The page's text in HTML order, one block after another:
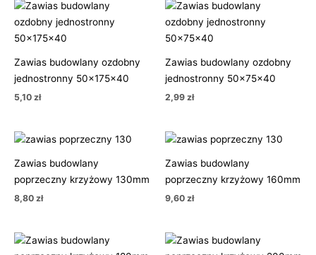
Zawias budowlany ozdobny
jednostronny 50x175x40
5,10 zł
Zawias budowlany ozdobny
jednostronny 50x75x40
2,99 zł
Zawias budowlany
poprzeczny krzyżowy 130mm
8,80 zł
Zawias budowlany
poprzeczny krzyżowy 160mm
9,60 zł